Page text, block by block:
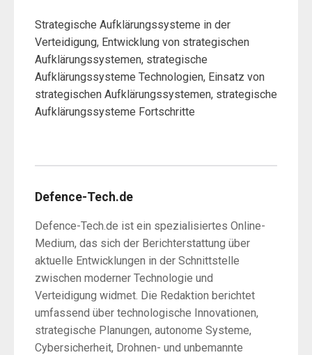
Strategische Aufklärungssysteme in der
Verteidigung, Entwicklung von strategischen
Aufklärungssystemen, strategische
Aufklärungssysteme Technologien, Einsatz von
strategischen Aufklärungssystemen, strategische
Aufklärungssysteme Fortschritte
Defence-Tech.de
Defence-Tech.de ist ein spezialisiertes Online-
Medium, das sich der Berichterstattung über
aktuelle Entwicklungen in der Schnittstelle
zwischen moderner Technologie und
Verteidigung widmet. Die Redaktion berichtet
umfassend über technologische Innovationen,
strategische Planungen, autonome Systeme,
Cybersicherheit, Drohnen- und unbemannte